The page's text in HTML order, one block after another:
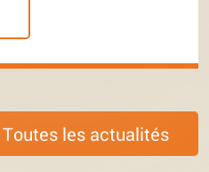
Toutes les actualités